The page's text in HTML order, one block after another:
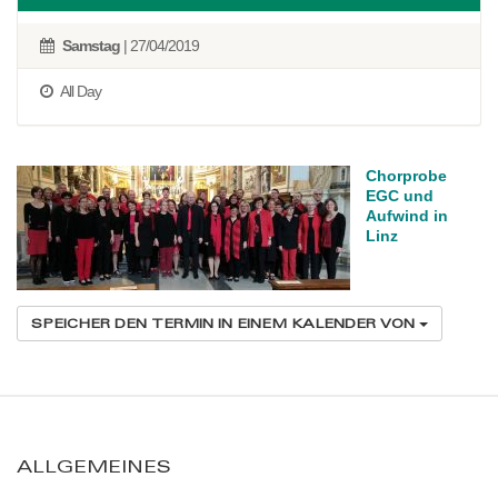
Samstag | 27/04/2019
All Day
Chorprobe
EGC und
Aufwind in
Linz
SPEICHER DEN TERMIN IN EINEM KALENDER VON
ALLGEMEINES